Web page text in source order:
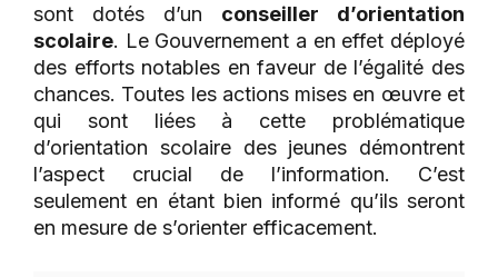
sont dotés d’un conseiller d’orientation
scolaire. Le Gouvernement a en effet déployé
des efforts notables en faveur de l’égalité des
chances. Toutes les actions mises en œuvre et
qui sont liées à cette problématique
d’orientation scolaire des jeunes démontrent
l’aspect crucial de l’information. C’est
seulement en étant bien informé qu’ils seront
en mesure de s’orienter efficacement.